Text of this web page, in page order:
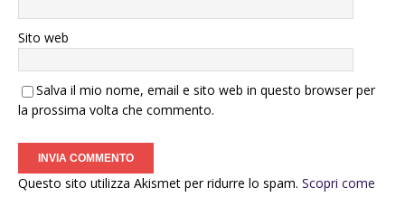
Sito web
Salva il mio nome, email e sito web in questo browser per
la prossima volta che commento.
Questo sito utilizza Akismet per ridurre lo spam. Scopri come